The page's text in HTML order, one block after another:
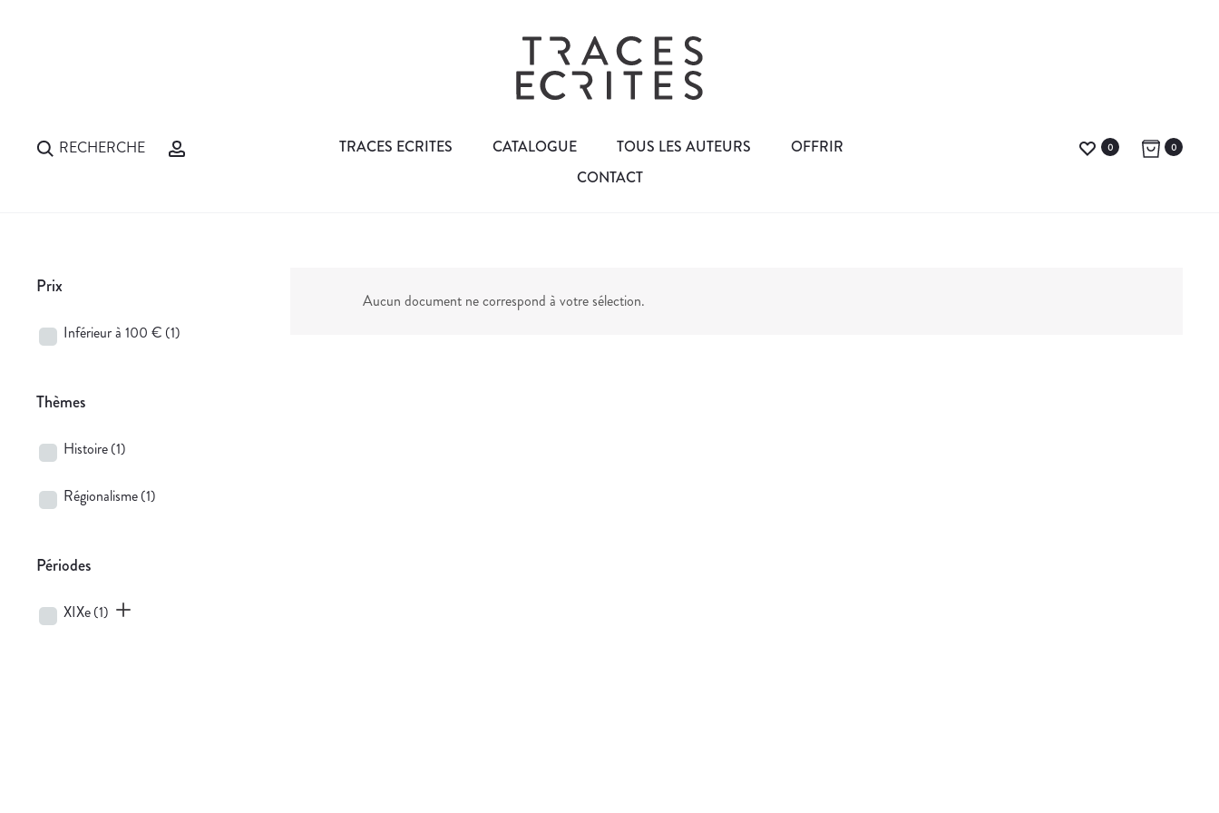
RECHERCHE TRACES ECRITES CATALOGUE TOUS LES AUTEURS
OFFRIR
CONTACT
0 0
Aucun document ne correspond à votre sélection.
Prix
Inférieur à 100 € (1)
Thèmes
Histoire(1)
Régionalisme(1)
Périodes
XIXe(1)